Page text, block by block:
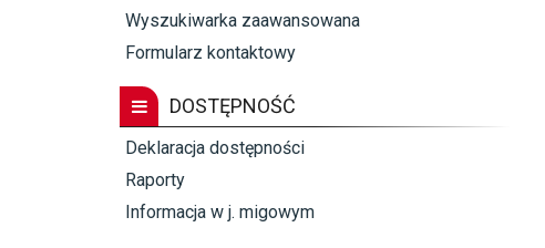
Wyszukiwarka zaawansowana
Formularz kontaktowy
DOSTĘPNOŚĆ
Deklaracja dostępności
Raporty
Informacja w j. migowym